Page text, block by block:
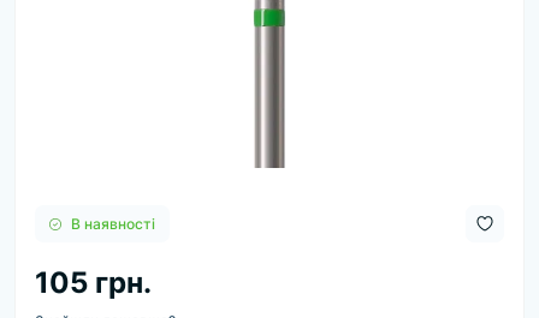
В наявності
105 грн.